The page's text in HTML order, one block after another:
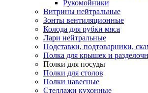
Рукомойники
Витрины нейтральные
Зонты вентиляционные
Колода для рубки мяса
Лари нейтральные
Подставки, подтоварники,
Полка для крышек и
Полки для посуды
Полки для столов
Полки навесные
Стеллажи кухонные